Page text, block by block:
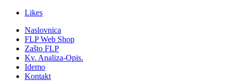
Likes
Naslovnica
FLP Web Shop
Zašto FLP
Kv. Analiza-Opis.
Idemo
Kontakt